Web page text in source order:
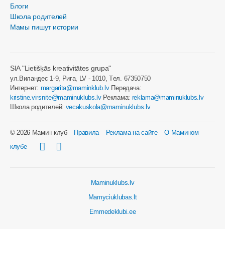
Блоги
Школа родителей
Мамы пишут истории
SIA "Lietišķās kreativitātes grupa"
ул.Виландес 1-9, Рига, LV - 1010, Tел. 67350750
Интернет: margarita@maminklub.lvПередача:
kristine.virsnite@maminuklubs.lvРеклама: reklama@maminuklubs.lv
Школа родителей: vecakuskola@maminuklubs.lv
© 2026 Мамин клуб Правила Реклама на сайте
О Мамином
клубе
Maminuklubs.lv
Mamyciuklubas.lt
Emmedeklubi.ee